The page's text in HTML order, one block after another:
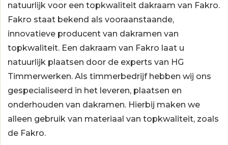
natuurlijk voor een topkwaliteit dakraam van Fakro.
Fakro staat bekend als vooraanstaande,
innovatieve producent van dakramen van
topkwaliteit. Een dakraam van Fakro laat u
natuurlijk plaatsen door de experts van HG
Timmerwerken. Als timmerbedrijf hebben wij ons
gespecialiseerd in het leveren, plaatsen en
onderhouden van dakramen. Hierbij maken we
alleen gebruik van materiaal van topkwaliteit, zoals
de Fakro.